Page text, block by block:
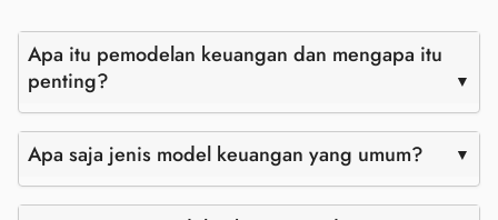
Apa itu pemodelan keuangan dan mengapa itu
penting?
Apa saja jenis model keuangan yang umum?